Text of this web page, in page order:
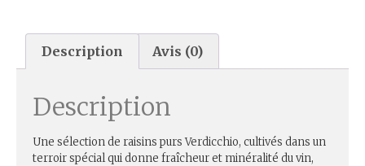
Description Avis (0)
Description
Une sélection de raisins purs Verdicchio, cultivés dans un
terroir spécial qui donne fraîcheur et minéralité du vin,